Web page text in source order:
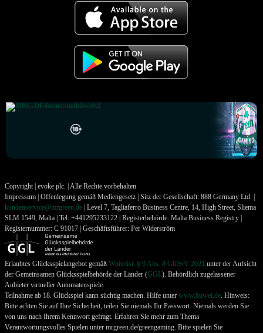
Copyright | evoke plc. | Alle Rechte vorbehalten
Impressum | Offenlegung gemäß Mediengesetz | Sitz der Gesellschaft: 888 Germany Ltd. |
kundenservice@mrgreen.de | Level 7, Tagliaferro Business Centre, 14, High Street, Sliema
SLM 1549, Malta | Tel: +441295233122 | Registerbehörde: Malta Business Registry |
Registernummer: C 91017 | Geschäftsführer: Per Widerström
Erlaubtes Glücksspielangebot gemäß Whitelist, § 9 Abs. 8 GlüStV 2021 unter der Aufsicht
der Gemeinsamen Glücksspielbehörde der Länder (GGL). Behördlich zugelassener
Anbieter virtueller Automatenspiele.
Teilnahme ab 18. Glückspiel kann süchtig machen. Hilfe unter www.buwei.de. Hinweis:
Bitte achten Sie auf Ihre Sicherheit, teilen Sie niemals Ihr Passwort. Niemals werden Sie
von uns nach Ihrem Kennwort gefragt. Erfahren Sie mehr zum Thema
Verantwortungsvolles Spielen unter mrgreen.de/greengaming. Bitte spielen Sie